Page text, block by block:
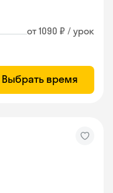
от 1090 ₽ / урок
Выбрать время